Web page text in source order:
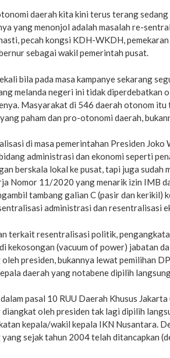
daerah kita kini terus terang
yang menonjol adalah masalah re-
pecah kongsi KDH-WKDH,
sebagai wakil pemerintah pusat.
bila pada masa kampanye sekarang
melanda negeri ini tidak diperdebatkan
Masyarakat di 546 daerah otonom itu
paham dan pro-otonomi daerah,
di masa pemerintahan Presiden Joko
administrasi dan ekonomi seperti
berskala lokal ke pusat, tapi juga sudah
Nomor 11/2020 yang menarik izin IMB
tambang galian C (pasir dan kerikil)
administrasi dan resentralisasi
terkait resentralisasi politik,
kekosongan (vacuum of power) jabatan
oleh presiden, bukannya lewat pemilihan
daerah yang notabene dipilih
pasal 10 RUU Daerah Khusus
oleh presiden tak lagi dipilih
kepala/wakil kepala IKN Nusantara.
yang sejak tahun 2004 telah ditancapkan